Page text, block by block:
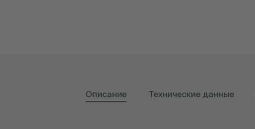
Описание Технические данные